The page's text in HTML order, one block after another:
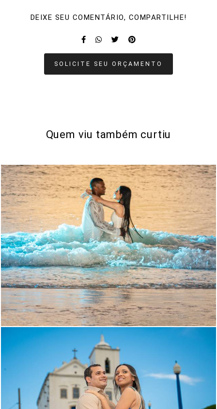
DEIXE SEU COMENTÁRIO, COMPARTILHE!
SOLICITE SEU ORÇAMENTO
Quem viu também curtiu
525 0